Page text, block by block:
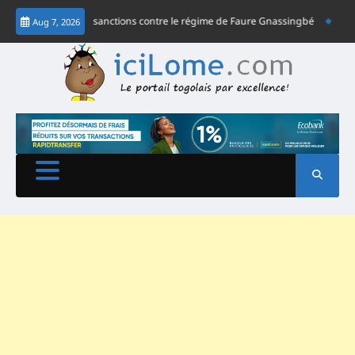
Skip
content
Aug 7, 2026
des sanctions contre le régime de Faure Gnassingbé Capitaliser